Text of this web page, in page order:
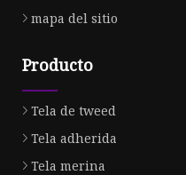
mapa del sitio
Producto
Tela de tweed
Tela adherida
Tela merina